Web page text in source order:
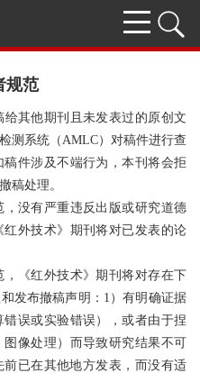
规范
其他期刊且未发表过的原创文
测系统（AMLC）对稿件进行查
件涉及不端行为，本刊将会拒
稿处理。
没有严重违反出版或研究道德
外技术》期刊将对已发表的论
《红外技术》期刊将对存在下
发布撤稿声明：1）有明确证据
误或实验错误），或者由于捏
像处理）而导致研究结果不可
已在其他地方发表，而没有适